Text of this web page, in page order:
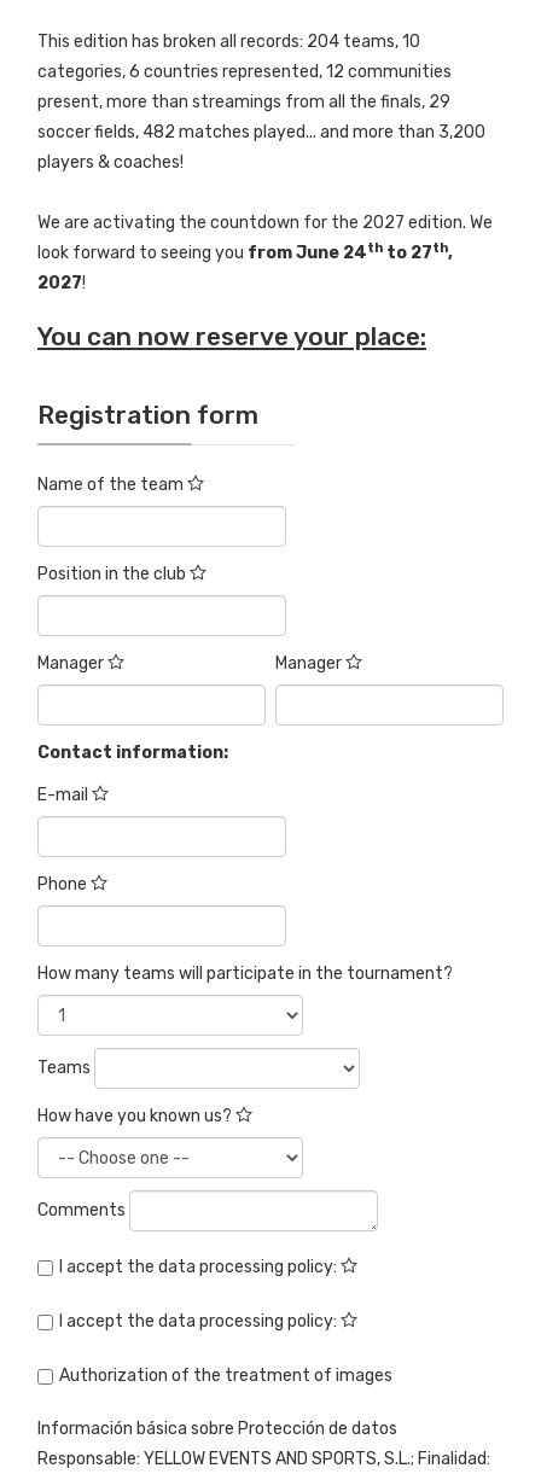
This edition has broken all records: 204 teams, 10
categories, 6 countries represented, 12 communities
present, more than streamings from all the finals, 29
soccer fields, 482 matches played... and more than 3,200
players & coaches!
We are activating the countdown for the 2027 edition. We
look forward to seeing you from June 24th to 27th,
2027!
You can now reserve your place:
Registration form
Name of the team
Position in the club
Manager Manager
Contact information:
E-mail
Phone
How many teams will participate in the tournament?
Teams
How have you known us?
Comments
I accept the data processing policy:
I accept the data processing policy:
Authorization of the treatment of images
Información básica sobre Protección de datos
Responsable: YELLOW EVENTS AND SPORTS, S.L.; Finalidad: